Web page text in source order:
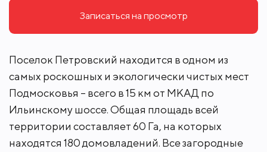
Записаться на просмотр
Поселок Петровский находится в одном из
самых роскошных и экологически чистых мест
Подмосковья – всего в 15 км от МКАД по
Ильинскому шоссе. Общая площадь всей
территории составляет 60 Га, на которых
находятся 180 домовладений. Все загородные